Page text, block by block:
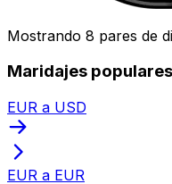
Mostrando 8 pares de
Maridajes populares
EUR a USD
EUR a EUR